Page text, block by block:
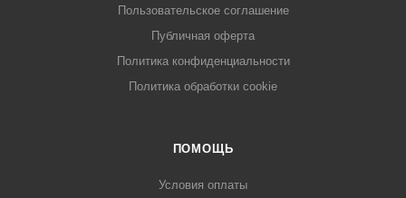
Пользовательское соглашение
Публичная оферта
Политика конфиденциальности
Политика обработки cookie
ПОМОЩЬ
Условия оплаты